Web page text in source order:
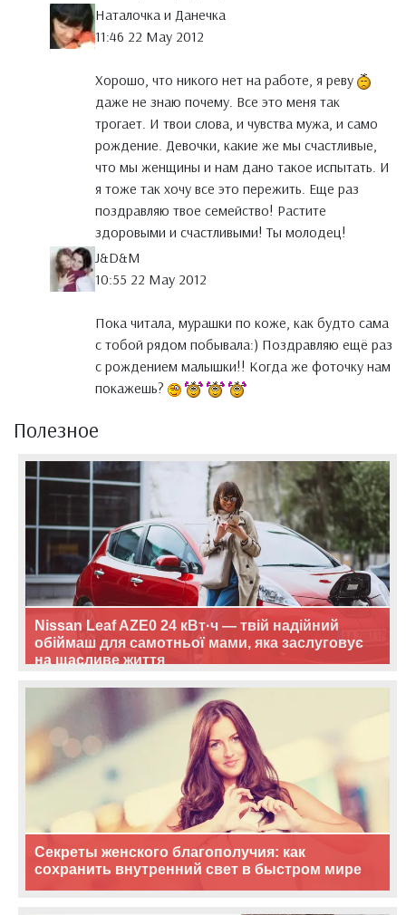
Наталочка и Данечка
11:46 22 May 2012
Хорошо, что никого нет на работе, я реву
даже не знаю почему. Все это меня так
трогает. И твои слова, и чувства мужа, и само
рождение. Девочки, какие же мы счастливые,
что мы женщины и нам дано такое испытать. И
я тоже так хочу все это пережить. Еще раз
поздравляю твое семейство! Растите
здоровыми и счастливыми! Ты молодец!
J&D&M
10:55 22 May 2012
Пока читала, мурашки по коже, как будто сама
с тобой рядом побывала:) Поздравляю ещё раз
с рождением малышки!! Когда же фоточку нам
покажешь?
Полезное
Nissan Leaf AZE0 24 кВт·ч — твій надійний
обіймаш для самотньої мами, яка заслуговує
на щасливе життя
Секреты женского благополучия: как
сохранить внутренний свет в быстром мире